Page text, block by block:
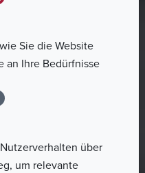
Sie die Website
an Ihre Bedürfnisse
über
um relevante